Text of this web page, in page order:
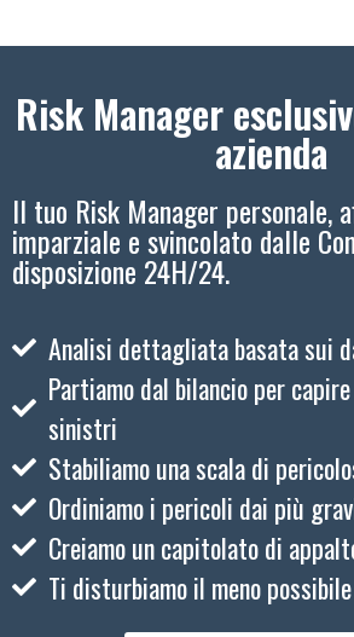
Risk Manager
azienda
Il tuo Risk Manager personale,
imparziale e svincolato dalle
disposizione 24H/24.
Analisi dettagliata basata sui
Partiamo dal bilancio per
sinistri
Stabiliamo una scala di
Ordiniamo i pericoli dai più
Creiamo un capitolato di
Ti disturbiamo il meno possibile